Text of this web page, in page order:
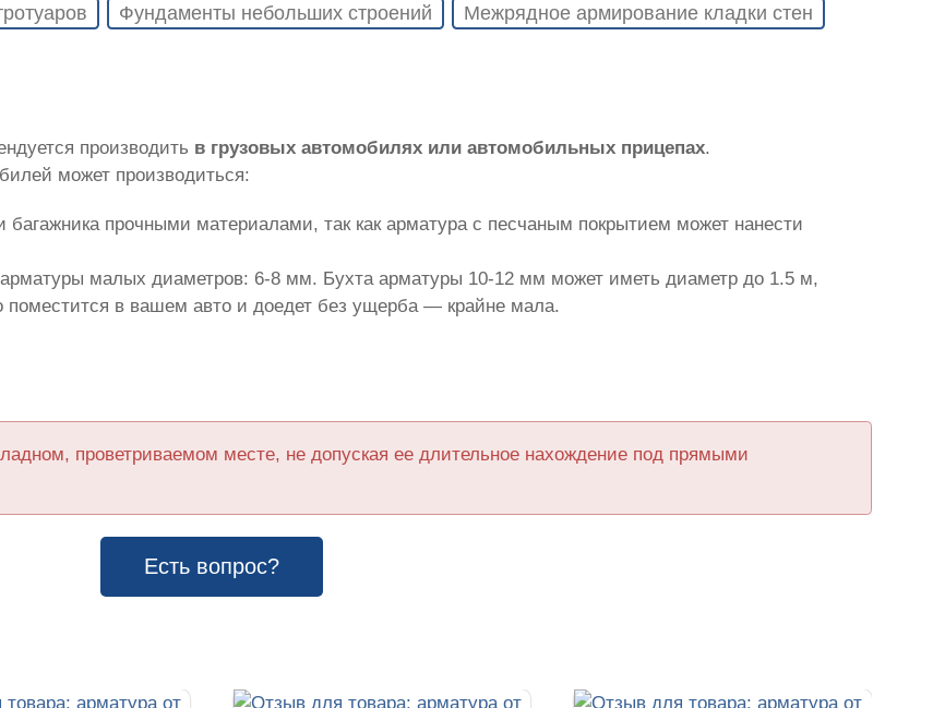
Фундаменты небольших строений Межрядное армирование кладки стен
производить в грузовых автомобилях или автомобильных прицепах.
может производиться:
багажника прочными материалами, так как арматура с песчаным покрытием может нанести
арматуры малых диаметров: 6-8 мм. Бухта арматуры 10-12 мм может иметь диаметр до 1.5 м,
поместится в вашем авто и доедет без ущерба — крайне мала.
проветриваемом месте, не допуская ее длительное нахождение под прямыми
Есть вопрос?